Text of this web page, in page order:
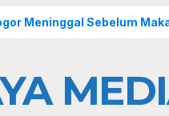
Meninggal Sebelum